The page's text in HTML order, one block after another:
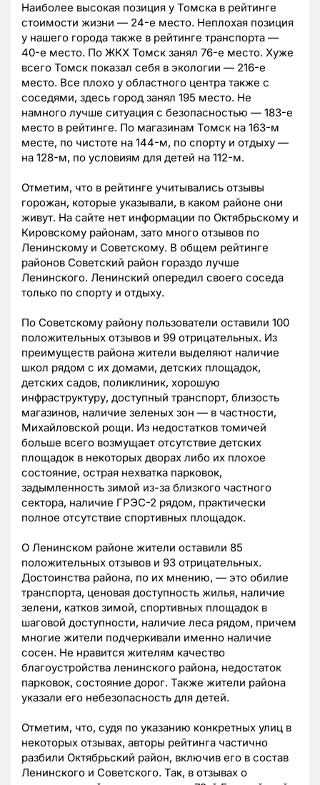
Наиболее высокая позиция у Томска в рейтинге
стоимости жизни — 24-е место. Неплохая позиция
у нашего города также в рейтинге транспорта —
40-е место. По ЖКХ Томск занял 76-е место. Хуже
всего Томск показал себя в экологии — 216-е
место. Все плохо у областного центра также с
соседями, здесь город занял 195 место. Не
намного лучше ситуация с безопасностью — 183-е
место в рейтинге. По магазинам Томск на 163-м
месте, по чистоте на 144-м, по спорту и отдыху —
на 128-м, по условиям для детей на 112-м.
Отметим, что в рейтинге учитывались отзывы
горожан, которые указывали, в каком районе они
живут. На сайте нет информации по Октябрьскому и
Кировскому районам, зато много отзывов по
Ленинскому и Советскому. В общем рейтинге
районов Советский район гораздо лучше
Ленинского. Ленинский опередил своего соседа
только по спорту и отдыху.
По Советскому району пользователи оставили 100
положительных отзывов и 99 отрицательных. Из
преимуществ района жители выделяют наличие
школ рядом с их домами, детских площадок,
детских садов, поликлиник, хорошую
инфраструктуру, доступный транспорт, близость
магазинов, наличие зеленых зон — в частности,
Михайловской рощи. Из недостатков томичей
больше всего возмущает отсутствие детских
площадок в некоторых дворах либо их плохое
состояние, острая нехватка парковок,
задымленность зимой из-за близкого частного
сектора, наличие ГРЭС-2 рядом, практически
полное отсутствие спортивных площадок.
О Ленинском районе жители оставили 85
положительных отзывов и 93 отрицательных.
Достоинства района, по их мнению, — это обилие
транспорта, ценовая доступность жилья, наличие
зелени, катков зимой, спортивных площадок в
шаговой доступности, наличие леса рядом, причем
многие жители подчеркивали именно наличие
сосен. Не нравится жителям качество
благоустройства ленинского района, недостаток
парковок, состояние дорог. Также жители района
указали его небезопасность для детей.
Отметим, что, судя по указанию конкретных улиц в
некоторых отзывах, авторы рейтинга частично
разбили Октябрьский район, включив его в состав
Ленинского и Советского. Так, в отзывах о